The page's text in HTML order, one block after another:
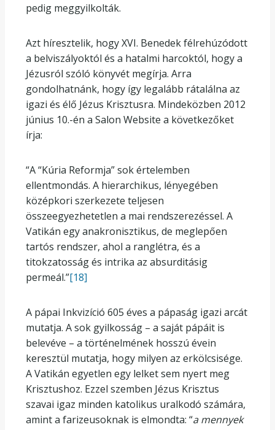
pedig meggyilkolták.
Azt híresztelik, hogy XVI. Benedek félrehúzódott
a belviszályoktól és a hatalmi harcoktól, hogy a
Jézusról szóló könyvét megírja. Arra
gondolhatnánk, hogy így legalább rátalálna az
igazi és élő Jézus Krisztusra. Mindeközben 2012
június 10.-én a Salon Website a következőket
írja:
“A “Kúria Reformja” sok értelemben
ellentmondás. A hierarchikus, lényegében
középkori szerkezete teljesen
összeegyezhetetlen a mai rendszerezéssel. A
Vatikán egy anakronisztikus, de meglepően
tartós rendszer, ahol a ranglétra, és a
titokzatosság és intrika az absurditásig
permeál.”[18]
A pápai Inkvizíció 605 éves a pápaság igazi arcát
mutatja. A sok gyilkosság – a saját pápáit is
belevéve – a történelmének hosszú évein
keresztül mutatja, hogy milyen az erkölcsisége.
A Vatikán egyetlen egy lelket sem nyert meg
Krisztushoz. Ezzel szemben Jézus Krisztus
szavai igaz minden katolikus uralkodó számára,
amint a farizeusoknak is elmondta: “a mennyek